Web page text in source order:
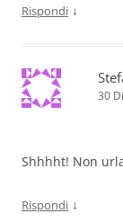
Rispondi ↓
30
Shhhht! Non
Rispondi ↓